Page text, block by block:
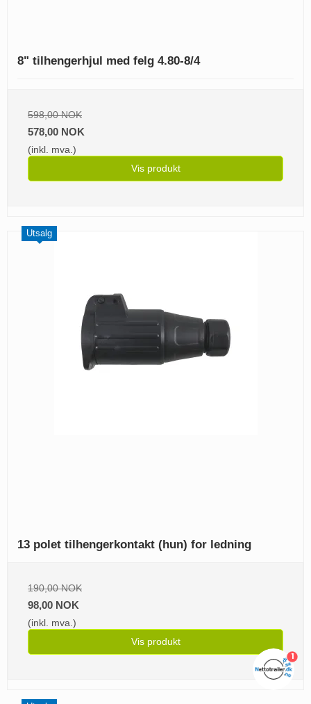
8" tilhengerhjul med felg 4.80-8/4
598,00 NOK
578,00 NOK
(inkl. mva.)
Vis produkt
Utsalg
13 polet tilhengerkontakt (hun) for ledning
190,00 NOK
98,00 NOK
(inkl. mva.)
Vis produkt
1